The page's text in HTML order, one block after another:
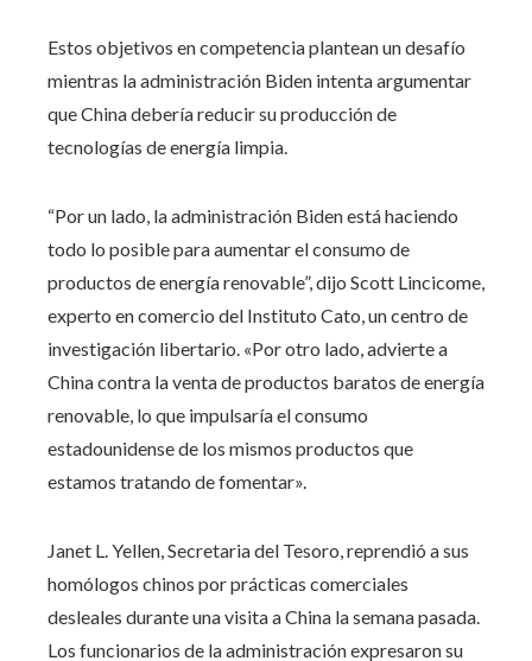
Estos objetivos en competencia plantean un desafío
mientras la administración Biden intenta argumentar
que China debería reducir su producción de
tecnologías de energía limpia.
“Por un lado, la administración Biden está haciendo
todo lo posible para aumentar el consumo de
productos de energía renovable”, dijo Scott Lincicome,
experto en comercio del Instituto Cato, un centro de
investigación libertario. «Por otro lado, advierte a
China contra la venta de productos baratos de energía
renovable, lo que impulsaría el consumo
estadounidense de los mismos productos que
estamos tratando de fomentar».
Janet L. Yellen, Secretaria del Tesoro, reprendió a sus
homólogos chinos por prácticas comerciales
desleales durante una visita a China la semana pasada.
Los funcionarios de la administración expresaron su